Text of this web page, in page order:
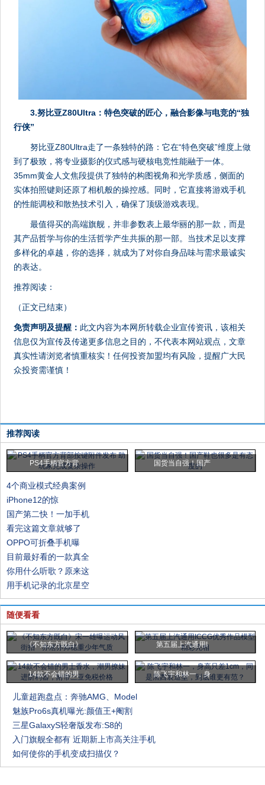
3.努比亚Z80Ultra：特色突破的匠心，融合影像与电竞的“独
行侠”
努比亚Z80Ultra走了一条独特的路：它在“特色突破”维度上做
到了极致，将专业摄影的仪式感与硬核电竞性能融于一体。
35mm黄金人文焦段提供了独特的构图视角和光学质感，侧面的
实体拍照键则还原了相机般的操控感。同时，它直接将游戏手机
的性能调校和散热技术引入，确保了顶级游戏表现。
最值得买的高端旗舰，并非参数表上最华丽的那一款，而是
其产品哲学与你的生活哲学产生共振的那一部。当技术足以支撑
多样化的卓越，你的选择，就成为了对你自身品味与需求最诚实
的表达。
推荐阅读：
（正文已结束）
免责声明及提醒： 此文内容为本网所转载企业宣传资讯，该相关
信息仅为宣传及传递更多信息之目的，不代表本网站观点，文章
真实性请浏览者慎重核实！任何投资加盟均有风险，提醒广大民
众投资需谨慎！
推荐阅读
PS4手柄官方背 国货当自强！国产
4个商业模式经典案例
iPhone12的惊
国产第二快！一加手机
看完这篇文章就够了
OPPO可折叠手机曝
目前最好看的一款真全
你用什么听歌？原来这
用手机记录的北京星空
随便看看
《不知东方既白》 第五届上汽通用I
14款不会错的男 陈飞宇和林一，身
儿童超跑盘点：奔驰AMG、Model
魅族Pro6s真机曝光:颜值王+阉割
三星GalaxyS轻奢版发布:S8的
入门旗舰全都有 近期新上市高关注手机
如何使你的手机变成扫描仪？